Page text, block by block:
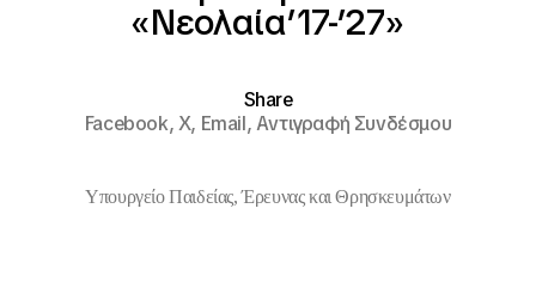
«Νεολαία’17-’27»
Share
Facebook,X, Email,Αντιγραφή Συνδέσμου
Υπουργείο Παιδείας, Έρευνας και Θρησκευμάτων